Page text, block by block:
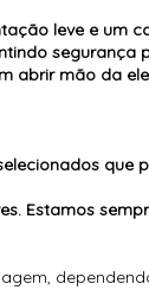
leve e um
segurança
abrir mão da
que
Estamos